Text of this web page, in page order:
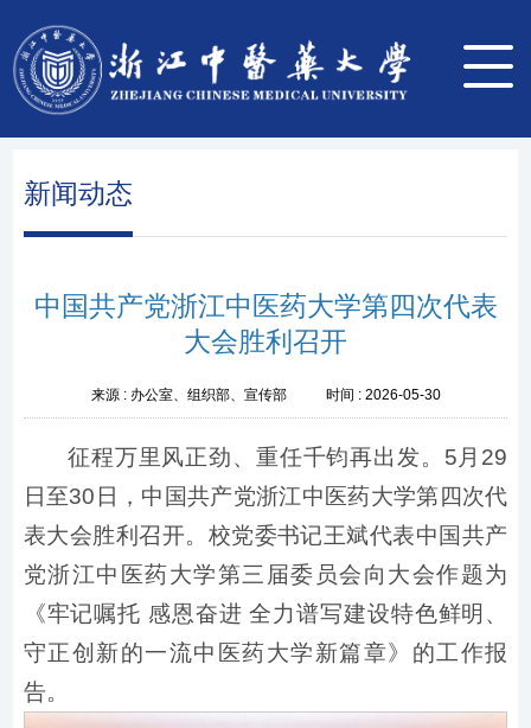
新闻动态
中国共产党浙江中医药大学第四次代表
大会胜利召开
来源 : 办公室、组织部、宣传部 时间 : 2026-05-30
征程万里风正劲、重任千钧再出发。5月29
日至30日，中国共产党浙江中医药大学第四次代
表大会胜利召开。校党委书记王斌代表中国共产
党浙江中医药大学第三届委员会向大会作题为
《牢记嘱托 感恩奋进 全力谱写建设特色鲜明、
守正创新的一流中医药大学新篇章》的工作报
告。